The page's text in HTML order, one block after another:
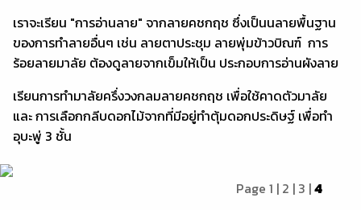
เราจะเรียน "การอ่านลาย" จากลายคชกฤช ซึ่งเป็นนลายพื้นฐาน
ของการทำลายอื่นๆ เช่น ลายตาประชุม ลายพุ่มข้าวบิณฑ์ การ
ร้อยลายมาลัย ต้องดูลายจากเข็มให้เป็น ประกอบการอ่านผังลาย
เรียนการทำมาลัยครึ่งวงกลมลายคชกฤช เพื่อใช้คาดตัวมาลัย
และ การเลือกกลีบดอกไม้จากที่มีอยู่ทำตุ้มดอกประดิษฐ์ เพื่อทำ
อุบะพู่ 3 ชั้น
Page 1 | 2 | 3 |4